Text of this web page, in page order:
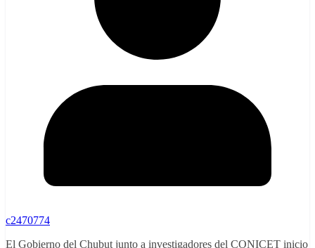
c2470774
El Gobierno del Chubut junto a investigadores del CONICET inicio